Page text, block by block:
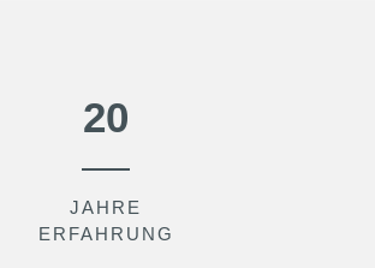
30
JAHRE
ERFAHRUNG